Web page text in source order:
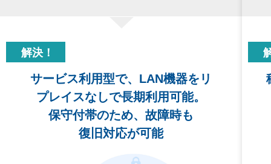
解決！
サービス利用型で、LAN機器をリ
プレイスなしで長期利用可能。
保守付帯のため、故障時も
復旧対応が可能